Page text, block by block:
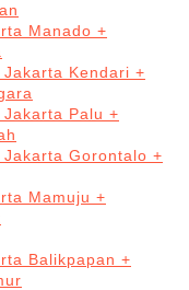
Manado +
Kendari +
Palu +
Gorontalo +
Mamuju +
Balikpapan +